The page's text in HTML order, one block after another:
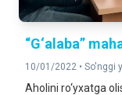
“G‘alaba”
10/01/2022 • So'nggi
Аholini ro‘yxatga